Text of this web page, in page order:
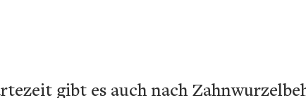
gibt es auch nach